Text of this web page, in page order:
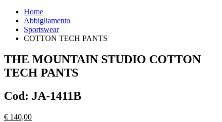
Home
Abbigliamento
Sportswear
COTTON TECH PANTS
THE MOUNTAIN STUDIO COTTON
TECH PANTS
Cod: JA-1411B
€ 140,00